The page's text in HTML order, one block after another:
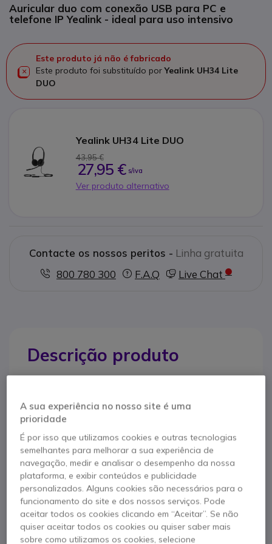
Auricular duo com conexão USB para PC e
telefone IP Yealink - ideal para uso intensivo
Este produto já não é fabricado
Este produto foi substituído porYealink UH34 Lite
DUO
Yealink UH34 Lite DUO
43,95 €
27,95 € s/iva
Ver produto alternativo
Contacte os nossos peritos - Linha gratuita
800 780 300
F.A.Q Live Chat
Descrição produto
confortável durante todo
o dia
Yealink UH34 Duoé um auricular com diadema leve e
almofadas de couro sintético para um maior conforto
durante todo o dia. Um peso leve, e uma conexão
USB-A Plug&Play fazem com que seja muito prático e
ideal para Call Centers, escritórios e trabalhadores
que necessitam de um auricular para uso intensivo.
Com uma qualidade excelente em chamadas e um
controle intuitivo, este auricular é ideal para os
A sua experiência no nosso site é uma
prioridade
É por isso que utilizamos cookies e outras tecnologias
semelhantes para melhorar a sua experiência de
navegação, medir e analisar o desempenho da nossa
plataforma, e exibir conteúdos e publicidade
personalizados. Alguns cookies são necessários para o
funcionamento do site e dos nossos serviços. Pode
aceitar todos os cookies clicando em “Aceitar”. Se não
quiser aceitar todos os cookies ou quiser saber mais
sobre como utilizamos os cookies, selecione